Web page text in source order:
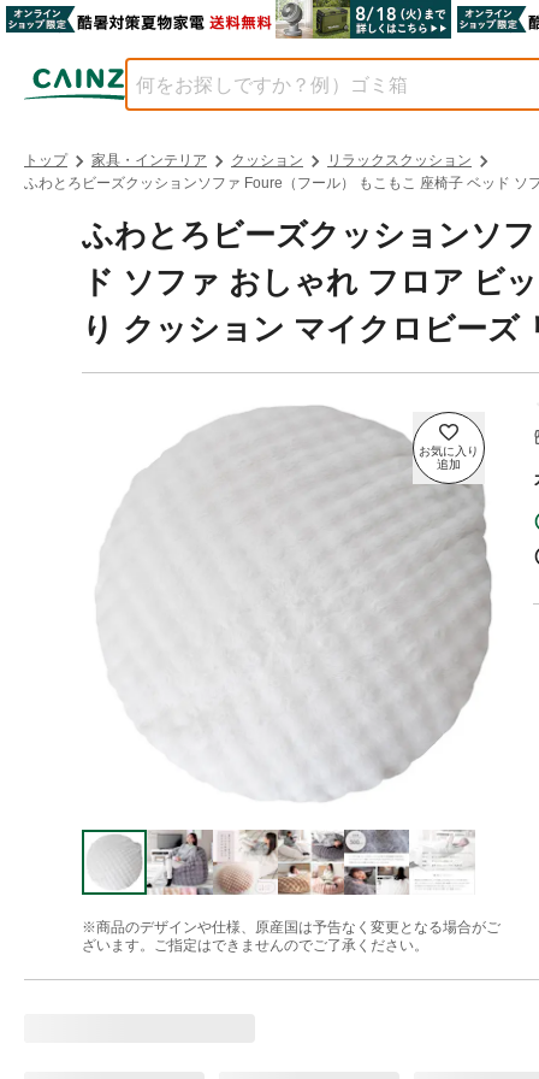
トップ 家具・インテリア クッション
リラックスクッション
ふわとろビーズクッションソファ Foure（フール） もこもこ 座椅子 ベッド
ふわとろビーズクッションソ
ド ソファ おしゃれ フロア ビ
り クッション マイクロビーズ
※商品のデザインや仕様、原産国は予告なく変更となる場合がご
ざいます。ご指定はできませんのでご了承ください。